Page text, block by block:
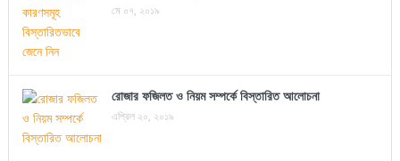
মে ০৭, ২০১৯
রোজার ফজিলত ও নিয়ম সম্পর্কে বিস্তারিত আলোচনা
এপ্রিল ২০, ২০১৯